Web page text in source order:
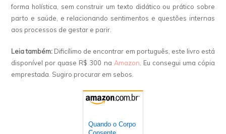
forma holística, sem construir um texto didático ou prático sobre
parto e saúde, e relacionando sentimentos e questões internas
aos processos de gestar e parir.
Leia também: Dificílimo de encontrar em português, este livro está
disponível por quase R$ 300 na Amazon . Eu consegui uma cópia
emprestada. Sugiro procurar em sebos.